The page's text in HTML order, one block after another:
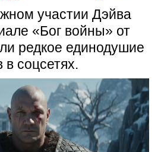
участии Дэйва
«Бог войны» от
редкое единодушие
соцсетях.